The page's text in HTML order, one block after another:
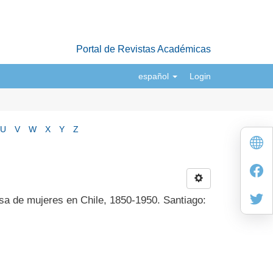
Portal de Revistas Académicas
español Login
U V W X Y Z
de mujeres en Chile, 1850-1950. Santiago: